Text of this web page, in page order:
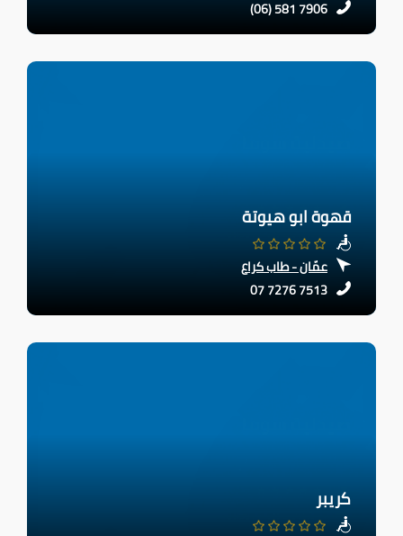
(06) 581 7906
قهوة ابو هيوتة
عمّان - طاب كراع
07 7276 7513
كريبر